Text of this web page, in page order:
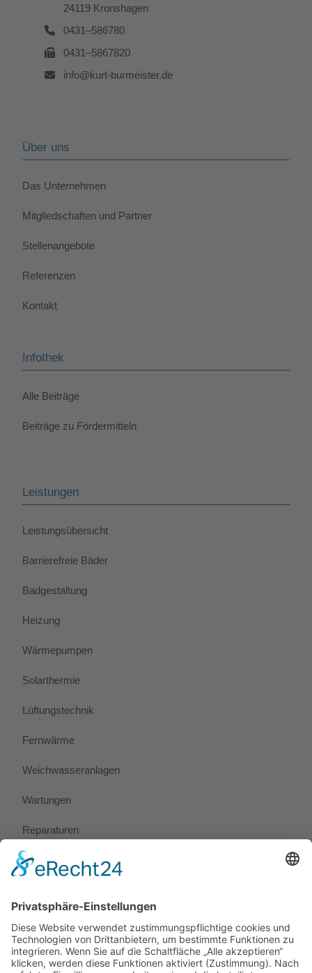
24119 Kronshagen
0431–586780
0431–5867820
info@kurt-burmeister.de
Über uns
Das Unternehmen
Mitgliedschaften und Partner
Stellenangebote
Referenzen
Kontakt
Infothek
Alle Beiträge
Beiträge zu Fördermitteln
Leistungen
Leistungsübersicht
Barrierefreie Bäder
Badgestaltung
Heizung
Wärmepumpen
Solarthermie
Lüftungstechnik
Fernwärme
Weichwasseranlagen
Wartungen
Reparaturen
Notdienst
Rechtliches